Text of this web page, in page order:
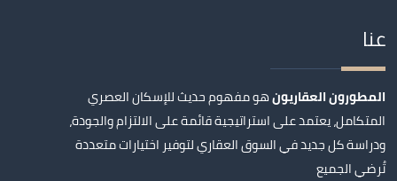
عنا
المطورون العقاريونهو مفهوم حديث للإسكان العصري
المتكامل، يعتمد على استراتيجية قائمة على الالتزام والجودة،
ودراسة كل جديد في السوق العقاري لتوفير اختيارات متعددة
تُرضي الجميع